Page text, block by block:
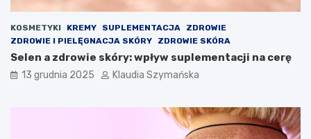
KOSMETYKI KREMY SUPLEMENTACJA
ZDROWIE
ZDROWIE I PIELĘGNACJA SKÓRY
ZDROWIE SKÓRA
Selen a zdrowie skóry: wpływ suplementacji na cerę
13 grudnia 2025 Klaudia Szymańska